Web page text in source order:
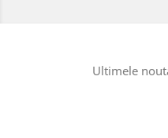
Ultimele